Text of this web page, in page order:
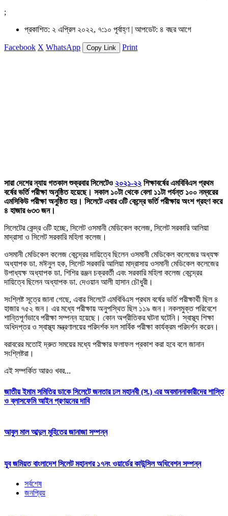
;
প্রকাশিত: ২ এপ্রিল ২০২২, ৭:১০ পূর্বাহ্ণ | আপডেট: ৪ বছর আগে
Facebook X WhatsApp Copy Link Print
সারা দেশের ন্যায় গতকাল শুক্রবার সিলেটেও ২০২১-২২ শিক্ষাবর্ষের এমবিবিএস প্রথম
বর্ষের ভর্তি পরীক্ষা অনুষ্ঠিত হয়েছে। সকাল ১০টা থেকে বেলা ১১টা পর্যন্ত ১০০ নম্বরের
এমসিকিউ পরীক্ষা অনুষ্ঠিত হয়। সিলেটে এবার ৩টি কেন্দ্রে ভর্তি পরীক্ষায় অংশ গ্রহণ করে
৪ হাজার ৬৩৩ জন।
সিলেটের কেন্দ্র ৩টি হচ্ছে, সিলেট ওসমানী মেডিকেল কলেজ, সিলেট সরকারি আলিয়া
মাদ্রাসা ও সিলেট সরকারি মহিলা কলেজ।
ওসমানী মেডিকেল কলেজ কেন্দ্রের দায়িত্বে ছিলেন ওসমানী মেডিকেল কলেজের অধ্যক্ষ
অধ্যাপক ডা. মঈনুল হক, সিলেট সরকারি আলিয়া মাদ্রাসায় ওসমানী মেডিকেল কলেজের
উপাধ্যক্ষ অধ্যাপক ডা. শিশির রঞ্জন চক্রবর্তী এবং সরকারি মহিলা কলেজ কেন্দ্রের
দায়িত্বে ছিলেন অধ্যাপক ডা. দেওয়ান আলী হাসান চৌধুরী।
সংশ্লিষ্ট সূত্রে জানা গেছে, এবার সিলেটে এমবিবিএস প্রথম বর্ষের ভর্তি পরীক্ষার্থী ছিল ৪
হাজার ৭৫২ জন। এর মধ্যে পরীক্ষায় অনুপস্থিত ছিল ১১৯ জন। নকলমুক্ত পরিবেশে
শান্তিপূর্ণভাবে পরীক্ষা সম্পন্ন হয়েছে। কোন অপ্রীতিকর ঘটনা ঘটেনি। স্বাস্থ্য শিক্ষা
অধিদপ্তর ও স্বাস্থ্য মন্ত্রণালয়ের পরিদর্শক দল সার্বিক পরীক্ষা কার্যক্রম পরিদর্শন করেন।
বরাবরের মতোই দ্রুত সময়ের মধ্যে পরীক্ষার ফলাফল প্রকাশ করা হবে বলে জানান
সংশ্লিষ্টরা।
এই সম্পর্কিত আরও খবর...
জাতীয় ইমাম সমিতির ডাকে সিলেটে জনতার ঢল মহানবী (স.) এর অবমাননাকারীদের শাস্তি
ও ব্লাসফেমি আইন প্রণয়নের দাবি
আবুল মাল আব্দুল মুহিতের জানাজা সম্পন্ন
যুব জমিয়ত বাংলাদেশ সিলেট মহানগর ১৭নং ওয়ার্ডের কাউন্সিল অধিবেশন সম্পন্ন
সর্বশেষ
জনপ্রিয়